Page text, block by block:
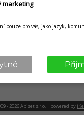
údajů
marketing
pouze pro vás, jako jazyk,
- 2026 Abiset s.r.o. | powered by